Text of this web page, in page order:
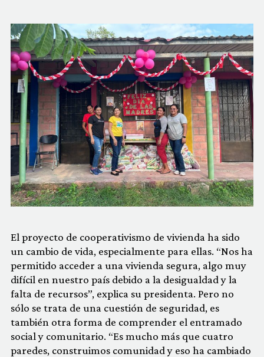
El proyecto de cooperativismo de vivienda ha sido
un cambio de vida, especialmente para ellas. “Nos ha
permitido acceder a una vivienda segura, algo muy
difícil en nuestro país debido a la desigualdad y la
falta de recursos”, explica su presidenta. Pero no
sólo se trata de una cuestión de seguridad, es
también otra forma de comprender el entramado
social y comunitario. “Es mucho más que cuatro
paredes, construimos comunidad y eso ha cambiado